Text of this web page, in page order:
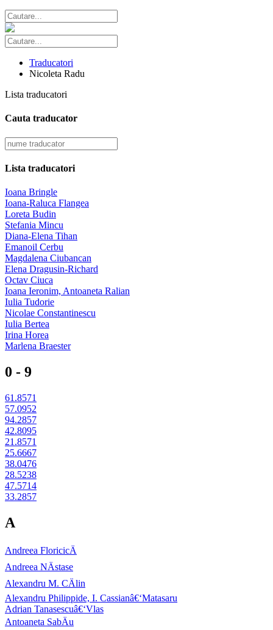
Traducatori
Nicoleta Radu
Lista traducatori
Cauta traducator
Lista traducatori
Ioana Bringle
Ioana-Raluca Flangea
Loreta Budin
Stefania Mincu
Diana-Elena Tihan
Emanoil Cerbu
Magdalena Ciubancan
Elena Dragusin-Richard
Octav Ciuca
Ioana Ieronim, Antoaneta Ralian
Iulia Tudorie
Nicolae Constantinescu
Iulia Bertea
Irina Horea
Marlena Braester
0 - 9
61.8571
57.0952
94.2857
42.8095
21.8571
25.6667
38.0476
28.5238
47.5714
33.2857
A
Andreea FloricicÄ
Andreea NÄstase
Alexandru M. CÄlin
Alexandru Philippide, I. Cassianâ€‘Matasaru
Adrian Tanasescuâ€‘Vlas
Antoaneta SabÄu